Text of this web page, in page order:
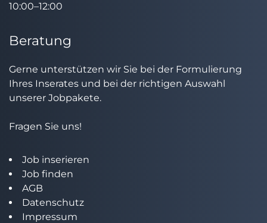
10:00–12:00
Beratung
Gerne unterstützen wir Sie bei der Formulierung
Ihres Inserates und bei der richtigen Auswahl
unserer Jobpakete.
Fragen Sie uns!
Job inserieren
Job finden
AGB
Datenschutz
Impressum